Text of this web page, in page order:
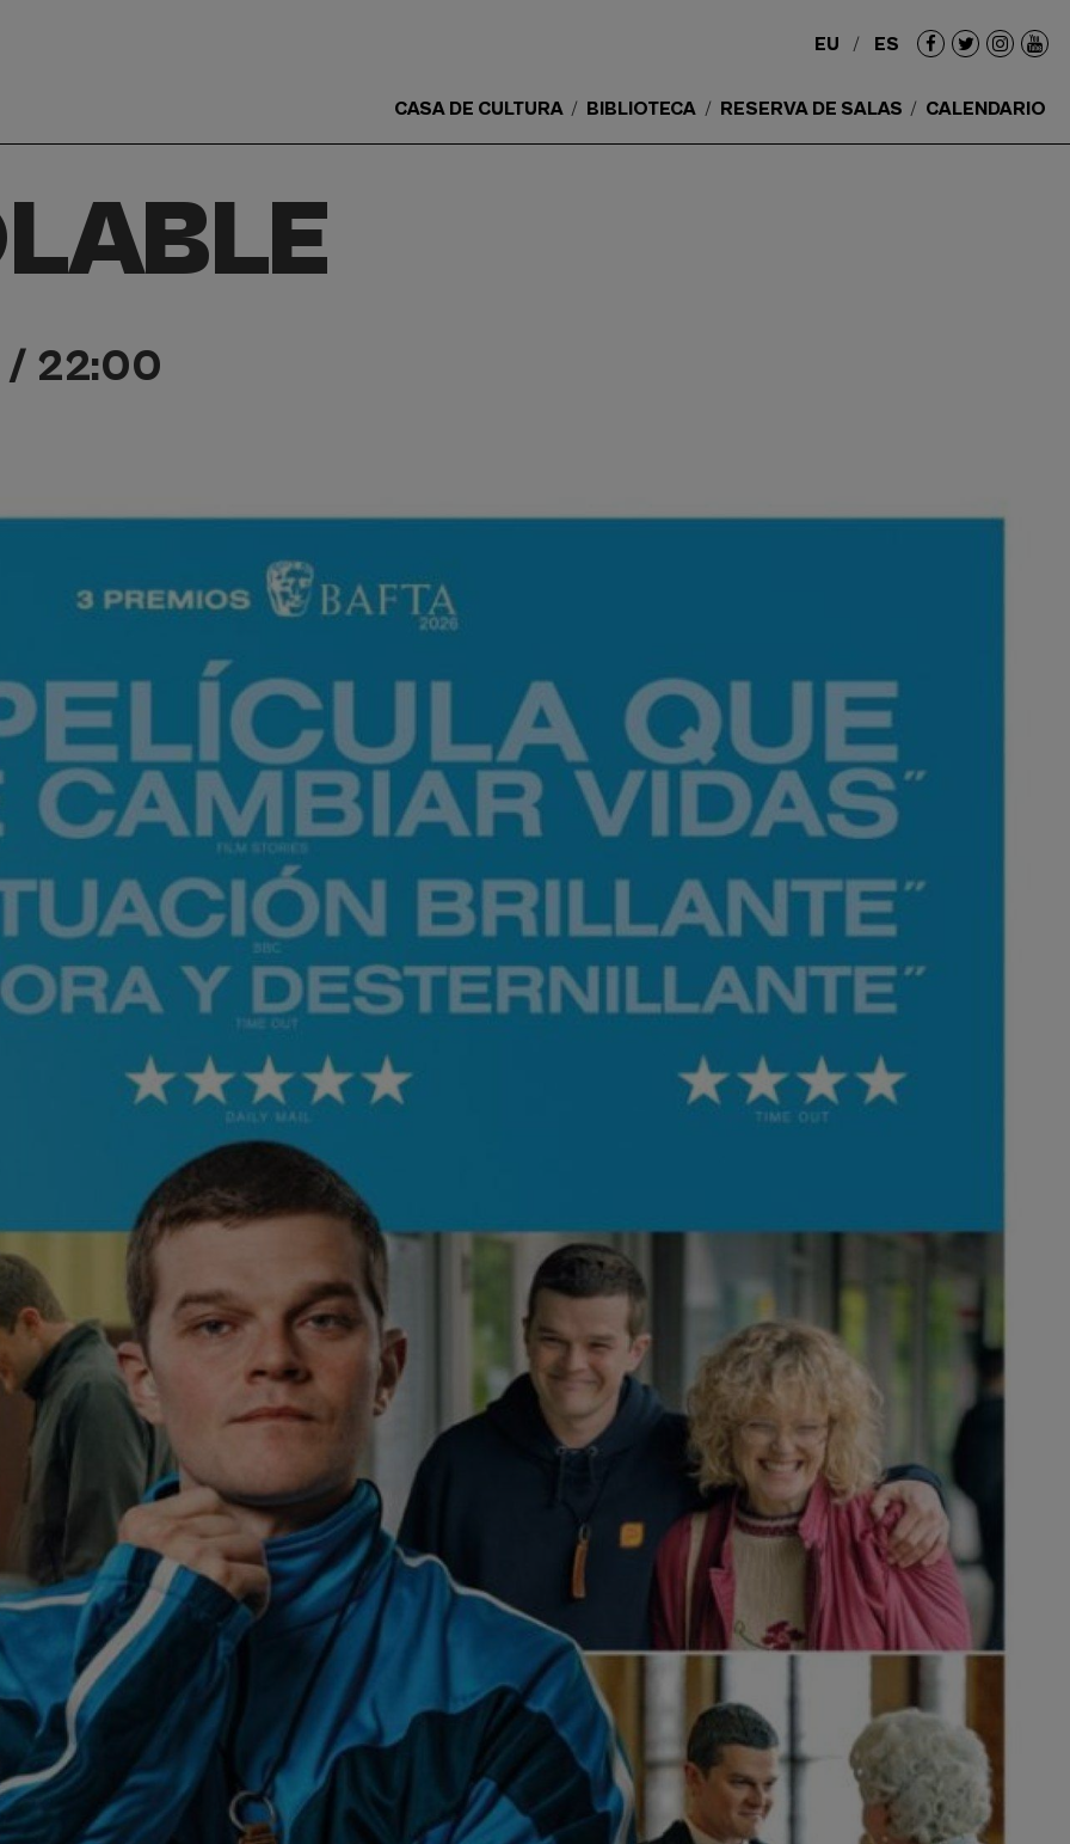
EU ES
sociales
Main
CASA DE CULTURA BIBLIOTECA RESERVA DE SALAS CALENDARIO
/ 22:00